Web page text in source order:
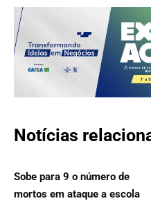
Notícias
Sobe para 9 o número de
mortos em ataque a escola